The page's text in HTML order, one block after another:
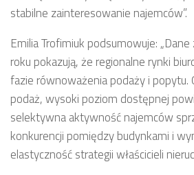
stabilne zainteresowanie najemców”.
Emilia Trofimiuk podsumowuje:
roku pokazują, że regionalne rynki
fazie równoważenia podaży i popytu.
podaż, wysoki poziom dostępnej
selektywna aktywność najemców
konkurencji pomiędzy budynkami i
elastyczność strategii właścicieli